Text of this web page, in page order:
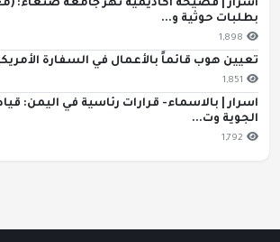
اسرار | فضيحة أكاديمية تهز جامعة صنعاء:
بطلبات حوثية و...
1,898
تعيين هوب قائماً بالأعمال في السفارة
1,851
اسرار | بالاسماء- قرارات رئاسية في اليمن:
الجوية وت...
1,792